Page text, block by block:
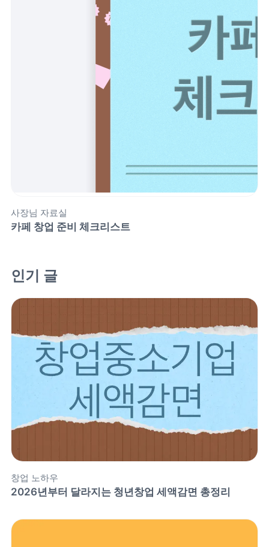
사장님 자료실
카페 창업 준비 체크리스트
인기 글
창업 노하우
2026년부터 달라지는 청년창업 세액감면 총정리